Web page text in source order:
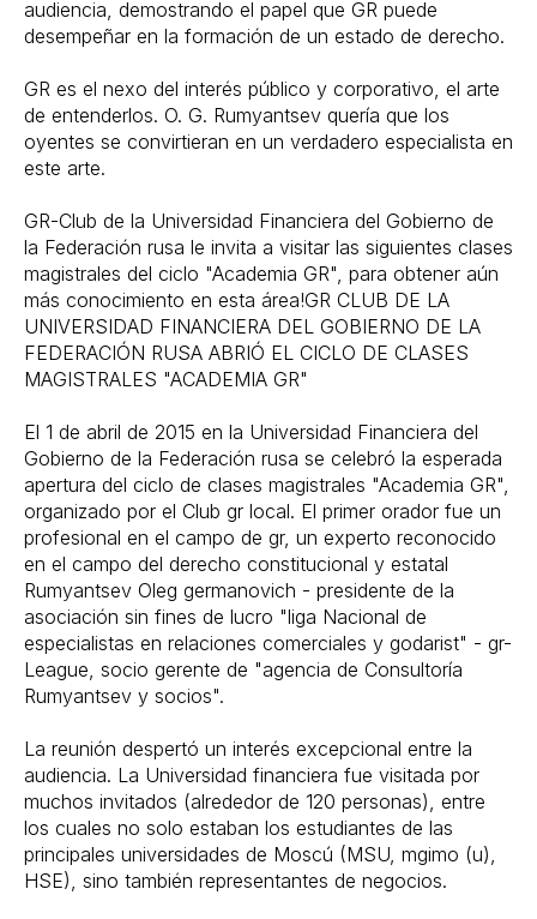
audiencia, demostrando el papel que GR puede
desempeñar en la formación de un estado de derecho.
GR es el nexo del interés público y corporativo, el arte
de entenderlos. O. G. Rumyantsev quería que los
oyentes se convirtieran en un verdadero especialista en
este arte.
GR-Club de la Universidad Financiera del Gobierno de
la Federación rusa le invita a visitar las siguientes clases
magistrales del ciclo "Academia GR", para obtener aún
más conocimiento en esta área!GR CLUB DE LA
UNIVERSIDAD FINANCIERA DEL GOBIERNO DE LA
FEDERACIÓN RUSA ABRIÓ EL CICLO DE CLASES
MAGISTRALES "ACADEMIA GR"
El 1 de abril de 2015 en la Universidad Financiera del
Gobierno de la Federación rusa se celebró la esperada
apertura del ciclo de clases magistrales "Academia GR",
organizado por el Club gr local. El primer orador fue un
profesional en el campo de gr, un experto reconocido
en el campo del derecho constitucional y estatal
Rumyantsev Oleg germanovich - presidente de la
asociación sin fines de lucro "liga Nacional de
especialistas en relaciones comerciales y godarist" - gr-
League, socio gerente de "agencia de Consultoría
Rumyantsev y socios".
La reunión despertó un interés excepcional entre la
audiencia. La Universidad financiera fue visitada por
muchos invitados (alrededor de 120 personas), entre
los cuales no solo estaban los estudiantes de las
principales universidades de Moscú (MSU, mgimo (u),
HSE), sino también representantes de negocios.